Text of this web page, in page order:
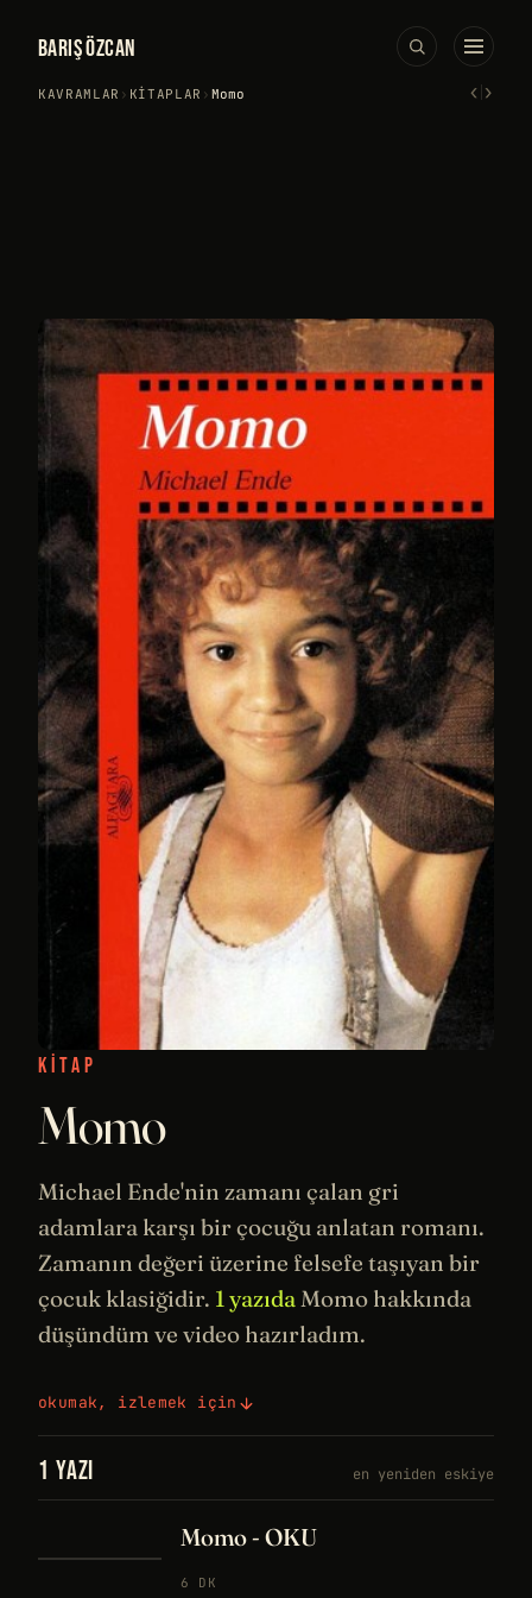
BARIŞ ÖZCAN
KAVRAMLAR › KITAPLAR › Momo ‹›
KITAP
Momo
Michael Ende'nin zamanı çalan gri
adamlara karşı bir çocuğu anlatan romanı.
Zamanın değeri üzerine felsefe taşıyan bir
çocuk klasiğidir. 1 yazıdaMomo hakkında
düşündüm ve video hazırladım.
okumak, izlemek için
1 YAZI en yeniden eskiye
Momo - OKU
6 DK